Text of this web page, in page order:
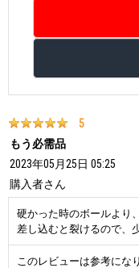
5
もう必需品
2023年05月25日 05:25
購入者さん
硬かった時のボールより
差し込むと裂けるので、
このレビューは参考にな